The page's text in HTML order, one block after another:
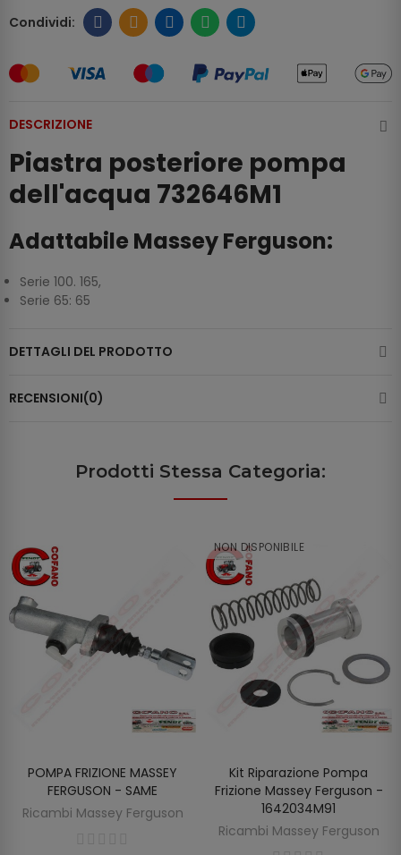
DESCRIZIONE
Piastra posteriore pompa
dell'acqua 732646M1
Adattabile Massey Ferguson:
Serie 100. 165,
Serie 65: 65
DETTAGLI DEL PRODOTTO
RECENSIONI(0)
Prodotti Stessa Categoria:
AGGIUNGI AL CARRELLO
POMPA FRIZIONE MASSEY
FERGUSON - SAME
Ricambi Massey Ferguson
NON DISPONIBILE
SCOPRIRE
Kit Riparazione Pompa
Frizione Massey Ferguson -
1642034M91
Ricambi Massey Ferguson